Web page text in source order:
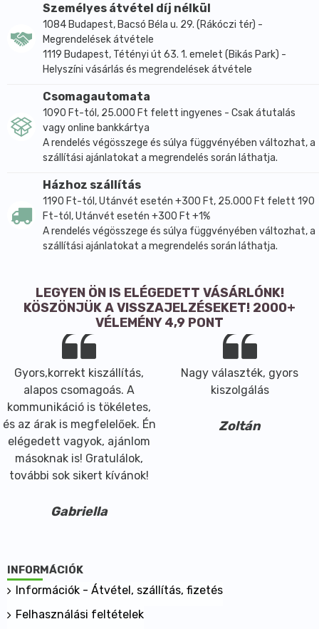
Összetétel:
Hatóanyagok:
100 g krémben 3,0 g rozmaringolaj (Rosmarini
aetheroleum), 2,5 g racém kámfor (Camphora
racemica), 1,5 g levomentol (Levomentholum), 1,0075
g chilipaprika-kivonat (Oleoresin capsicum) 6,5%
kapszaicin-tartalommal. Segédanyagok: tisztított víz,
fehér vazelin, cetil-sztearil-alkohol, folyékony
paraffin, poliszorbát 60, alumínium-acetát-tartarát-
oldat, 96%-os etanol, solubilisant LRI, metil-
parahidroxibenzoát.
Gyógyszernek nem minősülő gyógyhatású
készítmény, komponensei hatását szakirodalmi
A kockázatokról és a mellékhatásokról olvassa el a
betegtájékoztatót, vagy kérdezze meg kezelőorvosát,
gyógyszerészét!
Személyes átvétel díj nélkül
1084 Budapest, Bacsó Béla u. 29. (Rákóczi tér) -
Megrendelések átvétele
1119 Budapest, Tétényi út 63. 1. emelet (Bikás Park) -
Helyszíni vásárlás és megrendelések átvétele
Csomagautomata
1090 Ft-tól, 25.000 Ft felett ingyenes - Csak átutalás
vagy online bankkártya
A rendelés végösszege és súlya függvényében változhat, a
szállítási ajánlatokat a megrendelés során láthatja.
Házhoz szállítás
1190 Ft-tól, Utánvét esetén +300 Ft, 25.000 Ft felett 190
Ft-tól, Utánvét esetén +300 Ft +1%
A rendelés végösszege és súlya függvényében változhat, a
szállítási ajánlatokat a megrendelés során láthatja.
LEGYEN ÖN IS ELÉGEDETT VÁSÁRLÓNK!
KÖSZÖNJÜK A VISSZAJELZÉSEKET! 2000+
VÉLEMÉNY 4,9 PONT
Gyors,korrekt kiszállítás,
alapos csomagoás. A
kommunikáció is tökéletes,
és az árak is megfelelőek. Én
elégedett vagyok, ajánlom
másoknak is! Gratulálok,
további sok sikert kívánok!
Gabriella
Nagy választék, gyors
kiszolgálás
Zoltán
INFORMÁCIÓK
Információk - Átvétel, szállítás, fizetés
Felhasználási feltételek